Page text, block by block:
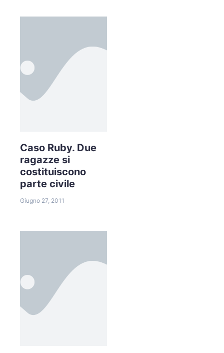
Caso Ruby. Due
ragazze si
costituiscono
parte civile
Giugno 27, 2011